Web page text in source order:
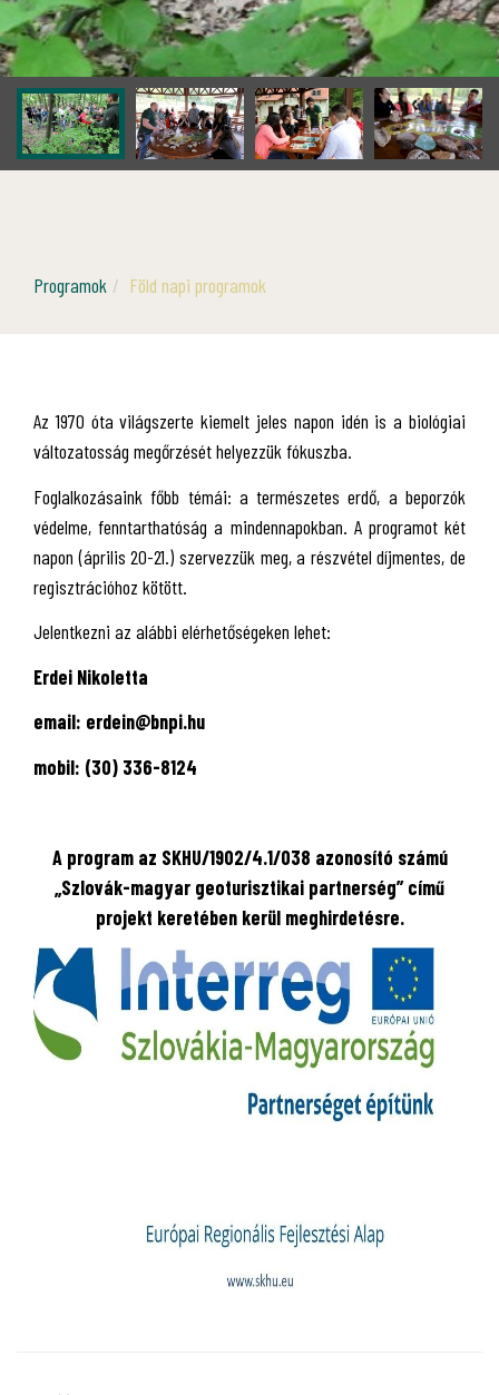
Programok Föld napi programok
Az 1970 óta világszerte kiemelt jeles napon idén is a biológiai
változatosság megőrzését helyezzük fókuszba.
Foglalkozásaink főbb témái: a természetes erdő, a beporzók
védelme, fenntarthatóság a mindennapokban. A programot két
napon (április 20-21.) szervezzük meg, a részvétel díjmentes, de
regisztrációhoz kötött.
Jelentkezni az alábbi elérhetőségeken lehet:
Erdei Nikoletta
email: erdein@bnpi.hu
mobil: (30) 336-8124
A program az SKHU/1902/4.1/038 azonosító számú
„Szlovák-magyar geoturisztikai partnerség” című
projekt keretében kerül meghirdetésre.